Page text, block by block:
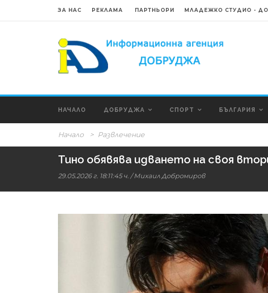
ЗА НАС РЕКЛАМА ПАРТНЬОРИ МЛАДЕЖКО СТУДИО -
НАЧАЛО ДОБРУДЖА СПОРТ БЪЛГАРИЯ
Начало > Развлечение
Тино обявява идването на своя
29.05.2026 г. 18:11:45 ч. /Михаил Добромиров